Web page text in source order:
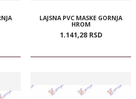
LAJSNA PVC MASKE GORNJA
HROM
1.141,28 RSD